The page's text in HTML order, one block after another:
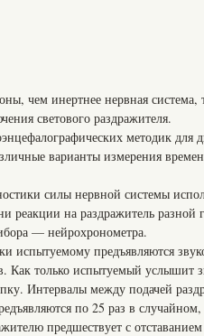
чем инертнее нервная
светового раздражителя.
методик для
варианты измерения
силы нервной системы
реакции на раздражитель
— нейрохронометра.
испытуемому предъявляются
Как только испытуемый услышит
Интервалы между подачей
по 25 раз в
предшествует с